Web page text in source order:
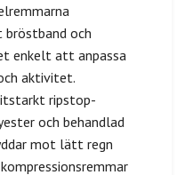
och
enkelt att anpassa
aktivitet.
ripstop-
och behandlad
mot lätt regn